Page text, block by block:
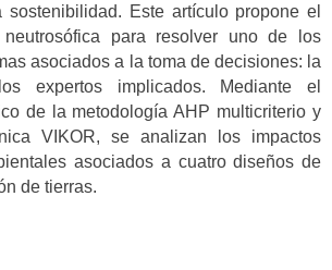
Este artículo propone el
para resolver uno de los
asociados a la toma de decisiones: la
expertos implicados. Mediante el
de la metodología AHP multicriterio y
VIKOR, se analizan los impactos
asociados a cuatro diseños de
de tierras.